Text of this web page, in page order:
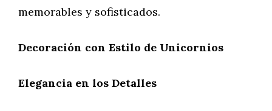
memorables y sofisticados.
Decoración con Estilo de Unicornios
Elegancia en los Detalles